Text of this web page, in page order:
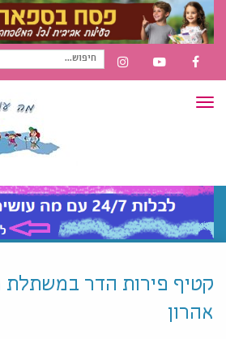
FACEBOOK
YOUTUBE
INSTAGRAM
חיפוש
תפריט
קטיף פירות הדר במשתלת
אהרון